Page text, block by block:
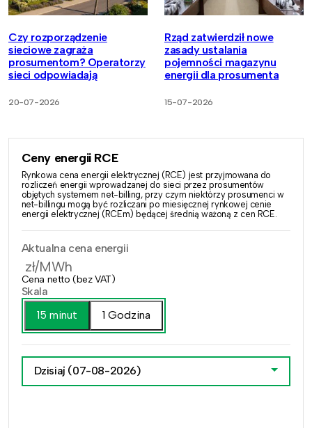
Czy rozporządzenie
sieciowe zagraża
prosumentom? Operatorzy
sieci odpowiadają
20-07-2026
Rząd zatwierdził nowe
zasady ustalania
pojemności magazynu
energii dla prosumenta
15-07-2026
Ceny energii RCE
Rynkowa cena energii elektrycznej (RCE) jest przyjmowana do
rozliczeń energii wprowadzanej do sieci przez prosumentów
objętych systemem net-billing, przy czym niektórzy prosumenci w
net-billingu mogą być rozliczani po miesięcznej rynkowej cenie
energii elektrycznej (RCEm) będącej średnią ważoną z cen RCE.
Aktualna cena energii
zł/MWh
Cena netto (bez VAT)
Skala
15 minut
1 Godzina
Dzisiaj (07-08-2026)